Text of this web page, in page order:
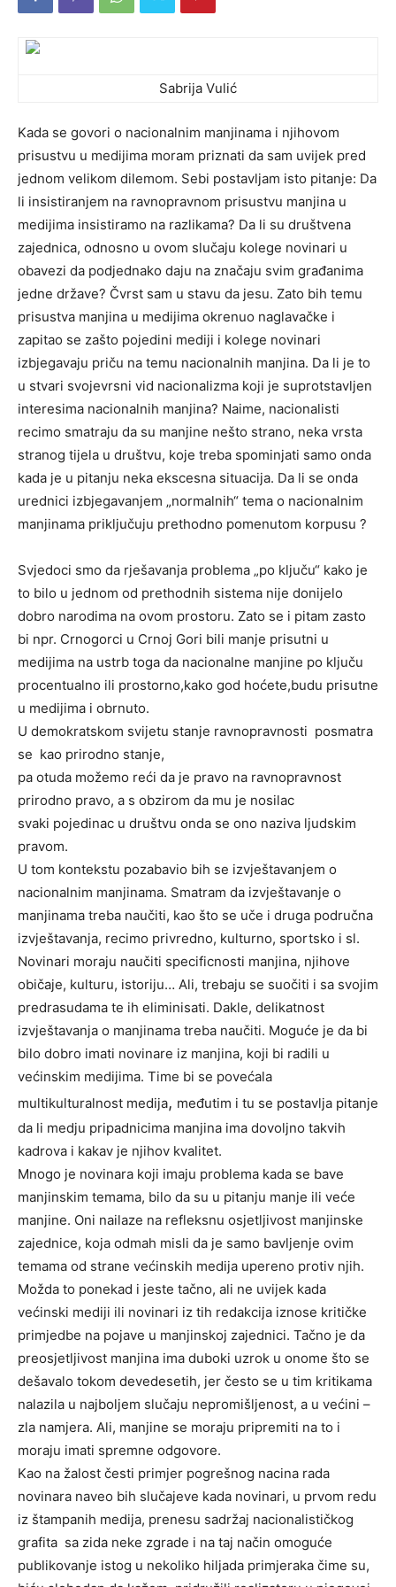
Sabrija Vulić
Kada se govori o nacionalnim manjinama i njihovom
prisustvu u medijima moram priznati da sam uvijek pred
jednom velikom dilemom. Sebi postavljam isto pitanje: Da
li insistiranjem na ravnopravnom prisustvu manjina u
medijima insistiramo na razlikama? Da li su društvena
zajednica, odnosno u ovom slučaju kolege novinari u
obavezi da podjednako daju na značaju svim građanima
jedne države? Čvrst sam u stavu da jesu. Zato bih temu
prisustva manjina u medijima okrenuo naglavačke i
zapitao se zašto pojedini mediji i kolege novinari
izbjegavaju priču na temu nacionalnih manjina. Da li je to
u stvari svojevrsni vid nacionalizma koji je suprotstavljen
interesima nacionalnih manjina? Naime, nacionalisti
recimo smatraju da su manjine nešto strano, neka vrsta
stranog tijela u društvu, koje treba spominjati samo onda
kada je u pitanju neka ekscesna situacija. Da li se onda
urednici izbjegavanjem „normalnih“ tema o nacionalnim
manjinama priključuju prethodno pomenutom korpusu ?
Svjedoci smo da rješavanja problema „po ključu“ kako je
to bilo u jednom od prethodnih sistema nije donijelo
dobro narodima na ovom prostoru. Zato se i pitam zasto
bi npr. Crnogorci u Crnoj Gori bili manje prisutni u
medijima na ustrb toga da nacionalne manjine po ključu
procentualno ili prostorno,kako god hoćete,budu prisutne
u medijima i obrnuto.
U demokratskom svijetu stanje ravnopravnosti posmatra
se kao prirodno stanje,
pa otuda možemo reći da je pravo na ravnopravnost
prirodno pravo, a s obzirom da mu je nosilac
svaki pojedinac u društvu onda se ono naziva ljudskim
pravom.
U tom kontekstu pozabavio bih se izvještavanjem o
nacionalnim manjinama. Smatram da izvještavanje o
manjinama treba naučiti, kao što se uče i druga područna
izvještavanja, recimo privredno, kulturno, sportsko i sl.
Novinari moraju naučiti specificnosti manjina, njihove
običaje, kulturu, istoriju… Ali, trebaju se suočiti i sa svojim
predrasudama te ih eliminisati. Dakle, delikatnost
izvještavanja o manjinama treba naučiti. Moguće je da bi
bilo dobro imati novinare iz manjina, koji bi radili u
većinskim medijima. Time bi se povećala
multikulturalnost medija, međutim i tu se postavlja pitanje
da li medju pripadnicima manjina ima dovoljno takvih
kadrova i kakav je njihov kvalitet.
Mnogo je novinara koji imaju problema kada se bave
manjinskim temama, bilo da su u pitanju manje ili veće
manjine. Oni nailaze na refleksnu osjetljivost manjinske
zajednice, koja odmah misli da je samo bavljenje ovim
temama od strane većinskih medija upereno protiv njih.
Možda to ponekad i jeste tačno, ali ne uvijek kada
većinski mediji ili novinari iz tih redakcija iznose kritičke
primjedbe na pojave u manjinskoj zajednici. Tačno je da
preosjetljivost manjina ima duboki uzrok u onome što se
dešavalo tokom devedesetih, jer često se u tim kritikama
nalazila u najboljem slučaju nepromišljenost, a u većini –
zla namjera. Ali, manjine se moraju pripremiti na to i
moraju imati spremne odgovore.
Kao na žalost česti primjer pogrešnog nacina rada
novinara naveo bih slučajeve kada novinari, u prvom redu
iz štampanih medija, prenesu sadržaj nacionalističkog
grafita sa zida neke zgrade i na taj način omoguće
publikovanje istog u nekoliko hiljada primjeraka čime su,